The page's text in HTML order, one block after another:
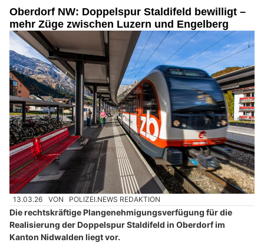
Oberdorf NW: Doppelspur Staldifeld bewilligt –
mehr Züge zwischen Luzern und Engelberg
13.03.26 VON POLIZEI.NEWS REDAKTION
Die rechtskräftige Plangenehmigungsverfügung für die
Realisierung der Doppelspur Staldifeld in Oberdorf im
Kanton Nidwalden liegt vor.